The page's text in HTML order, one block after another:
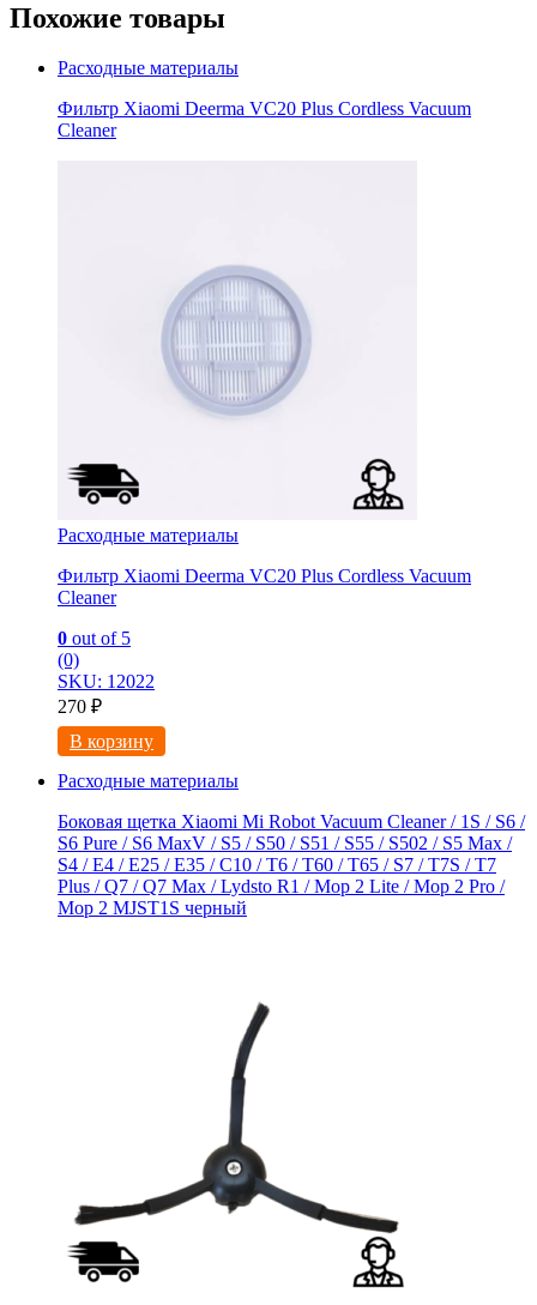
Похожие товары
Расходные материалы
Фильтр Xiaomi Deerma VC20 Plus Cordless Vacuum
Cleaner
Расходные материалы
Фильтр Xiaomi Deerma VC20 Plus Cordless Vacuum
Cleaner
0 out of 5
(0)
SKU: 12022
270 ₽
В корзину
Расходные материалы
Боковая щетка Xiaomi Mi Robot Vacuum Cleaner / 1S / S6 /
S6 Pure / S6 MaxV / S5 / S50 / S51 / S55 / S502 / S5 Max /
S4 / E4 / E25 / E35 / C10 / T6 / T60 / T65 / S7 / T7S / T7
Plus / Q7 / Q7 Max / Lydsto R1 / Mop 2 Lite / Mop 2 Pro /
Mop 2 MJST1S черный